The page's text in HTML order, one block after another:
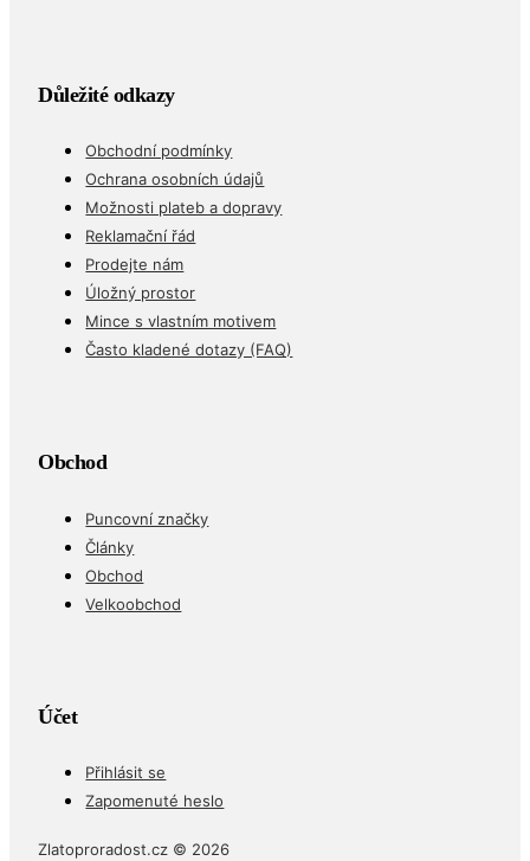
Důležité odkazy
Obchodní podmínky
Ochrana osobních údajů
Možnosti plateb a dopravy
Reklamační řád
Prodejte nám
Úložný prostor
Mince s vlastním motivem
Často kladené dotazy (FAQ)
Obchod
Puncovní značky
Články
Obchod
Velkoobchod
Účet
Přihlásit se
Zapomenuté heslo
Zlatoproradost.cz © 2026